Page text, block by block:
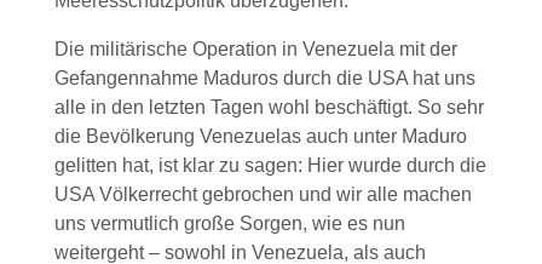
Die militärische Operation in Venezuela mit der
Gefangennahme Maduros durch die USA hat uns
alle in den letzten Tagen wohl beschäftigt. So sehr
die Bevölkerung Venezuelas auch unter Maduro
gelitten hat, ist klar zu sagen: Hier wurde durch die
USA Völkerrecht gebrochen und wir alle machen
uns vermutlich große Sorgen, wie es nun
weitergeht – sowohl in Venezuela, als auch